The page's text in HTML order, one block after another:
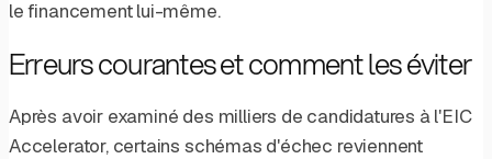
le financement lui-même.
Erreurs courantes et comment les éviter
Après avoir examiné des milliers de candidatures à l'EIC
Accelerator, certains schémas d'échec reviennent